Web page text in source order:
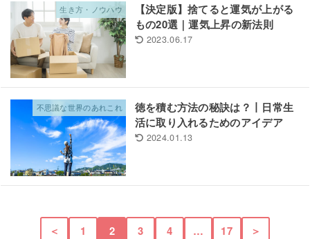
生き方・ノウハウ
【決定版】捨てると運気が上がる
もの20選｜運気上昇の新法則
2023.06.17
不思議な世界のあれこれ
徳を積む方法の秘訣は？丨日常生
活に取り入れるためのアイデア
2024.01.13
＜ 1 2 3 4 … 17 ＞